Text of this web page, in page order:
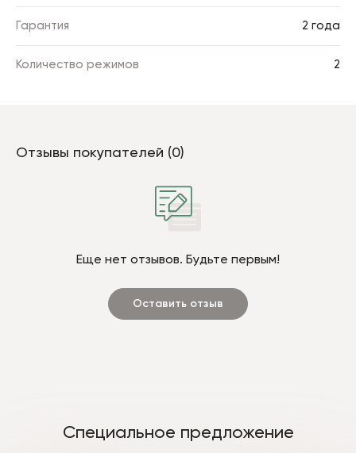
Гарантия 2 года
Количество режимов 2
Отзывы покупателей (0)
Еще нет отзывов. Будьте первым!
Оставить отзыв
Специальное предложение